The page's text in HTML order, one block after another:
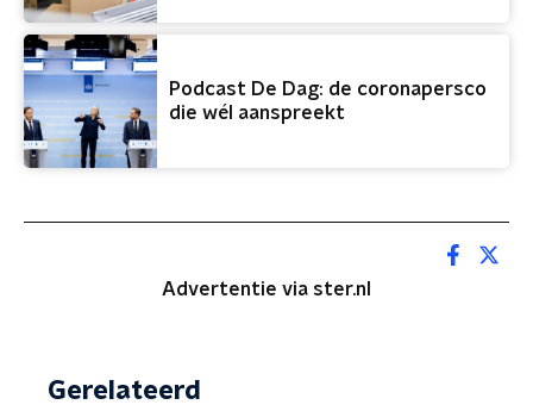
Podcast De Dag: de coronapersco
die wél aanspreekt
Advertentie via ster.nl
Gerelateerd